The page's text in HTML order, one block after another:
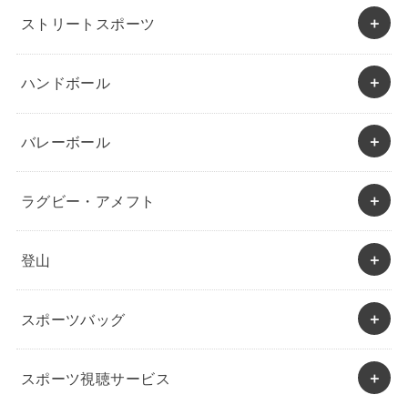
ストリートスポーツ
ハンドボール
バレーボール
ラグビー・アメフト
登山
スポーツバッグ
スポーツ視聴サービス